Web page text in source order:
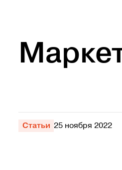
Статьи 25 ноября 2022